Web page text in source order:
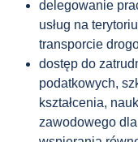
delegowanie
usług na
transporcie
dostęp do
podatkowych,
kształcenia,
zawodowego